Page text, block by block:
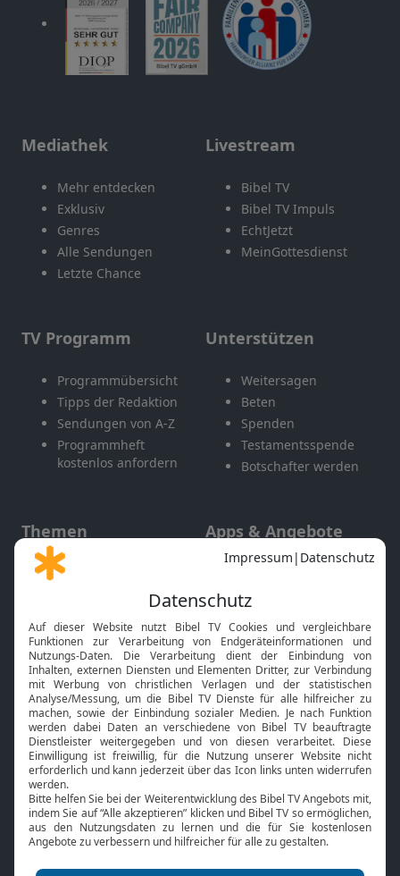
Mediathek
Mehr entdecken
Exklusiv
Genres
Alle Sendungen
Letzte Chance
Livestream
Bibel TV
Bibel TV Impuls
EchtJetzt
MeinGottesdienst
TV Programm
Programmübersicht
Tipps der Redaktion
Sendungen von A-Z
Programmheft
kostenlos anfordern
Unterstützen
Weitersagen
Beten
Spenden
Testamentsspende
Botschafter werden
Themen
Gott und Bibel erklärt
Neuigkeiten
Apps & Angebote
Mobile App
Smart TV
HbbTV
Bibelthek Online-Bibel
Nächster Gottesdienst
Bibel TV
Über uns
Jobs
Service
Kontakt
TV-Empfang